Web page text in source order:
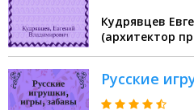
Кудрявцев
(архитектор
Русские